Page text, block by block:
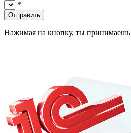
*
Отправить
Нажимая на кнопку, ты принимаешь